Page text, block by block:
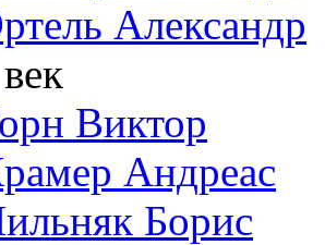
Александр
Виктор
Андреас
Борис